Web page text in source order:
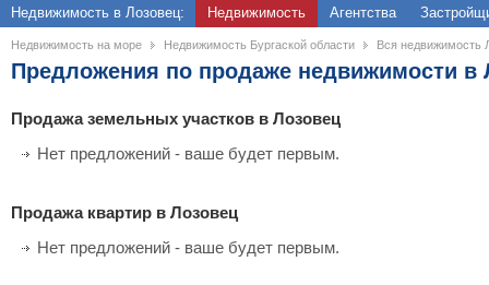
Недвижимость в Лозовец: Недвижимость Агентства
Недвижимость на море Недвижимость Бургаской области Вся недвижимость
Предложения по продаже недвижимости в
Продажа земельных участков в Лозовец
Нет предложений - ваше будет первым.
Продажа квартир в Лозовец
Нет предложений - ваше будет первым.